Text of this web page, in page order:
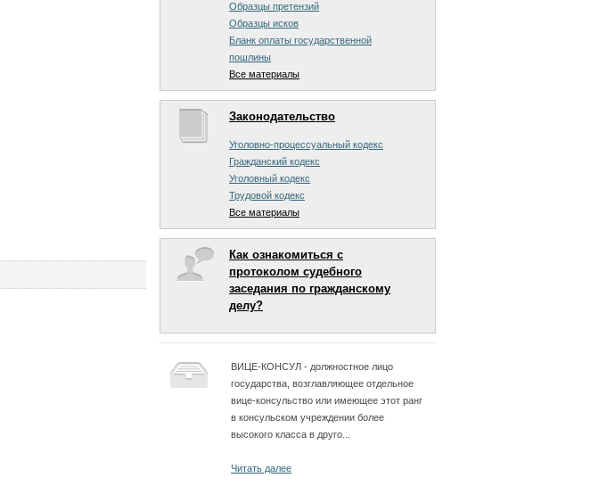
Образцы претензий
Образцы исков
Бланк оплаты государственной
пошлины
Все материалы
Законодательство
Уголовно-процессуальный кодекс
Гражданский кодекс
Уголовный кодекс
Трудовой кодекс
Все материалы
Как ознакомиться с
протоколом судебного
заседания по гражданскому
делу?
ВИЦЕ-КОНСУЛ - должностное лицо
государства, возглавляющее отдельное
вице-консульство или имеющее этот ранг
в консульском учреждении более
высокого класса в друго...
Читать далее